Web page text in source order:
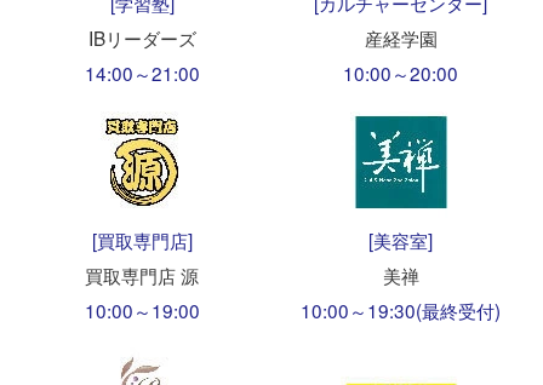
IBリーダーズ
14:00～21:00
産経学園
10:00～20:00
[買取専門店]
買取専門店 源
10:00～19:00
[美容室]
美禅
10:00～19:30(最終受付)